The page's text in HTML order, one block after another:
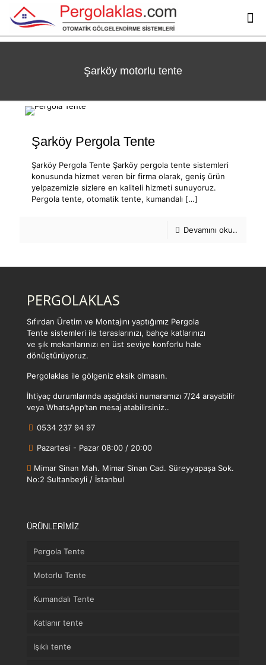
Şarköy motorlu tente
Şarköy Pergola Tente
Şarköy Pergola Tente Şarköy pergola tente sistemleri
konusunda hizmet veren bir firma olarak, geniş ürün
yelpazemizle sizlere en kaliteli hizmeti sunuyoruz.
Pergola tente, otomatik tente, kumandalı […]
Devamını oku..
PERGOLAKLAS
Sıfırdan Üretim ve Montajını yaptığımız Pergola
Tente sistemleri ile teraslarınızı, bahçe katlarınızı
ve şık mekanlarınızı en üst seviye konforlu hale
dönüştürüyoruz.
Pergolaklas ile gölgeniz eksik olmasın.
İhtiyaç durumlarında aşağıdaki numaramızı 7/24 arayabilir
veya WhatsApp’tan mesaj atabilirsiniz..
0534 237 94 97
Pazartesi - Pazar 08:00 / 20:00
Mimar Sinan Mah. Mimar Sinan Cad. Süreyyapaşa Sok.
No:2 Sultanbeyli / İstanbul
ÜRÜNLERİMİZ
Pergola Tente
Motorlu Tente
Kumandalı Tente
Katlanır tente
Işıklı tente